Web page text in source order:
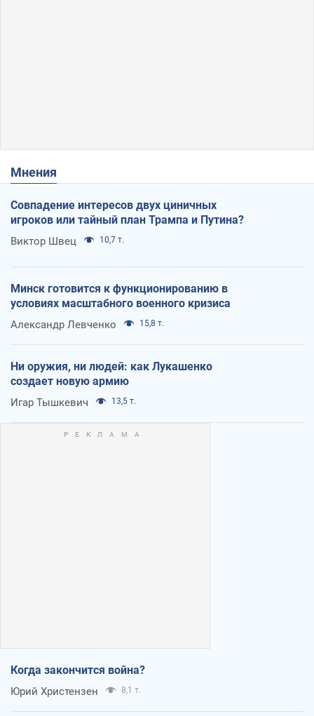
Мнения
Совпадение интересов двух циничных
игроков или тайный план Трампа и Путина?
Виктор Швец 10,7 т.
Минск готовится к функционированию в
условиях масштабного военного кризиса
Александр Левченко 15,8 т.
Ни оружия, ни людей: как Лукашенко
создает новую армию
Игар Тышкевич 13,5 т.
Когда закончится война?
Юрий Христензен 8,1 т.